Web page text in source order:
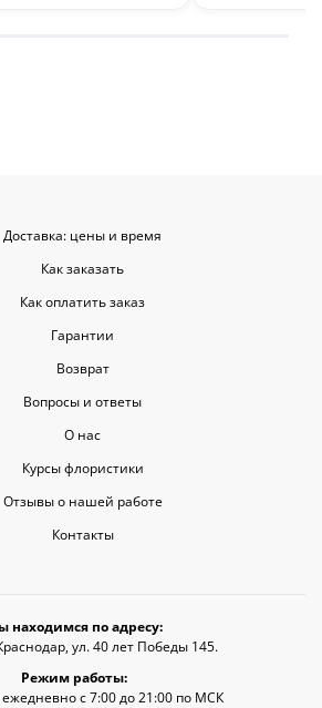
буду
Доставка: цены и время
Как заказать
Как оплатить заказ
Гарантии
Возврат
Вопросы и ответы
О нас
Курсы флористики
Отзывы о нашей работе
Контакты
находимся по адресу:
ул. 40 лет Победы 145.
Режим работы:
с 7:00 до 21:00 по МСК